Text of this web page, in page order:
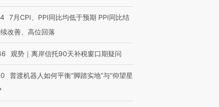
7月CPI、PPI同比均低于预期 PPI同比结
改善、高位回落
观势｜离岸信托90天补税窗口期疑问
普渡机器人如何平衡“脚踏实地”与“仰望星